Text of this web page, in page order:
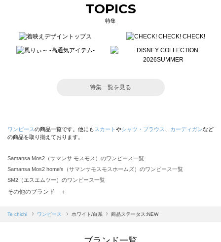
TOPICS
特集
特集一覧を見る
ワンピースの商品一覧です。他にも スカート やシャツ・ブラウス カーディガンなど
の商品を取り揃えております。
Samansa Mos2（サマンサ モスモス）のワンピース一覧
Samansa Mos2 home's（サマンサモスモスホームズ）のワンピース一覧
SM2（エスエムツー）のワンピース一覧
TSUHARU by Samansa Mos2（ツハルバイサマンサモスモス）のワンピース一覧
Samansa Mos2 blue（サマンサモスモス ブルー）のワンピース一覧
その他のブランド ＋
Te chichi ワンピース ホワイト/白系 商品ステータス:NEW